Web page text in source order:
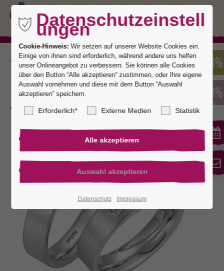
Zurück
Markant 1
Datenschutzeinstell
ungen
Cookie-Hinweis: Wir setzen auf unserer Website Cookies ein.
Einige von ihnen sind erforderlich, während andere uns helfen
unser Onlineangebot zu verbessern. Sie können alle Cookies
über den Button “Alle akzeptieren” zustimmen, oder Ihre eigene
Auswahl vornehmen und diese mit dem Button “Auswahl
akzeptieren” speichern.
Erforderlich* Externe Medien Statistik
Datenschutz Impressum